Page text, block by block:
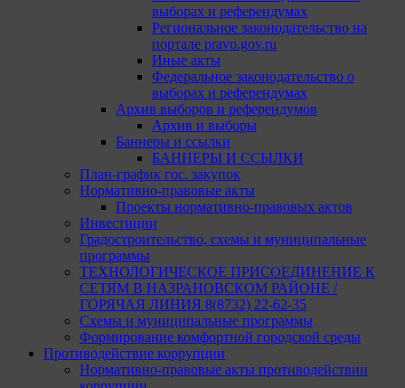
выборах и референдумах
Региональное законодательство на
портале pravo.gov.ru
Иные акты
Федеральное законодательство о
выборах и референдумах
Архив выборов и референдумов
Архив и выборы
Баннеры и ссылки
БАННЕРЫ И ССЫЛКИ
План-график гос. закупок
Нормативно-правовые акты
Проекты нормативно-правовых актов
Инвестиции
Градостроительство, схемы и муниципальные
программы
ТЕХНОЛОГИЧЕСКОЕ ПРИСОЕДИНЕНИЕ К
СЕТЯМ В НАЗРАНОВСКОМ РАЙОНЕ /
ГОРЯЧАЯ ЛИНИЯ 8(8732) 22-62-35
Схемы и муниципальные программы
Формирование комфортной городской среды
Противодействие коррупции
Нормативно-правовые акты противодействии